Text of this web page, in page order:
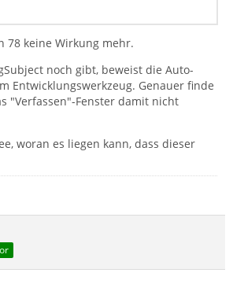
78 keine Wirkung mehr.
noch gibt, beweist die Auto-
Entwicklungswerkzeug. Genauer finde
"Verfassen"-Fenster damit nicht
woran es liegen kann, dass dieser